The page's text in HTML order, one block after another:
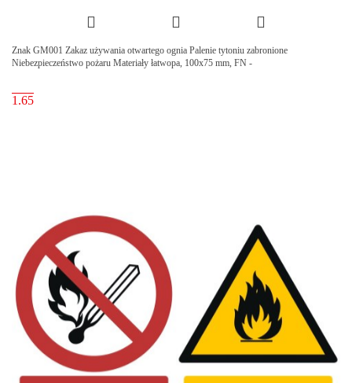
Znak GM001 Zakaz używania otwartego ognia Palenie tytoniu zabronione
Niebezpieczeństwo pożaru Materiały łatwopa, 100x75 mm, FN -
1.65